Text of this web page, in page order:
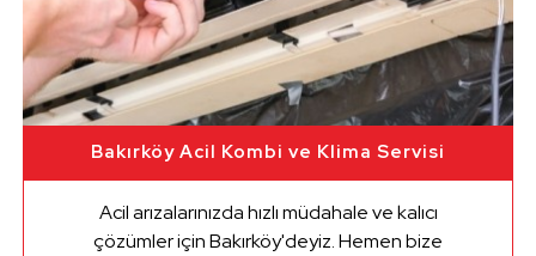
Bakırköy Acil Kombi ve Klima Servisi
Acil arızalarınızda hızlı müdahale ve kalıcı
çözümler için Bakırköy'deyiz. Hemen bize